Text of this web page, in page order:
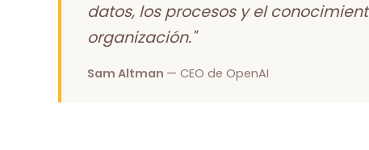
datos, los procesos y el
organización."
Sam Altman — CEO de OpenAI